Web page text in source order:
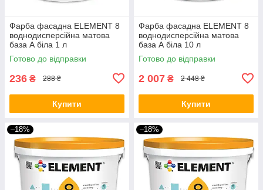
Фарба фасадна ELEMENT 8
воднодисперсійна матова
база А біла 1 л
Готово до відправки
236 ₴ 288 ₴
Купити
Фарба фасадна ELEMENT 8
воднодисперсійна матова
база А біла 10 л
Готово до відправки
2 007 ₴ 2 448 ₴
Купити
–18% –18%